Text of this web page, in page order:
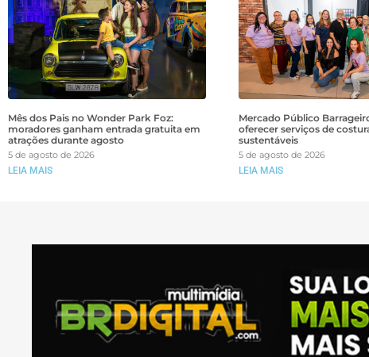
Mês dos Pais no Wonder Park Foz:
moradores ganham entrada gratuita em
atrações durante agosto
5 de agosto de 2026
LEIA MAIS
Mercado Público
oferecer serviços de
sustentáveis
5 de agosto de 2026
LEIA MAIS